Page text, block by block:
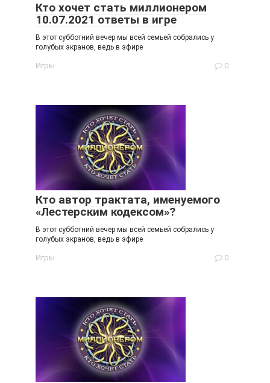
Кто хочет стать миллионером
10.07.2021 ответы в игре
В этот субботний вечер мы всей семьей собрались у
голубых экранов, ведь в эфире
Игры 0
Кто автор трактата, именуемого
«Лестерским кодексом»?
В этот субботний вечер мы всей семьей собрались у
голубых экранов, ведь в эфире
Игры 0